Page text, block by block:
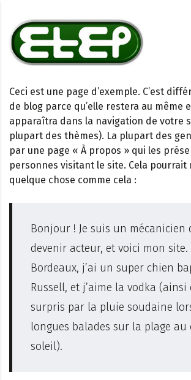
Ceci est une page d’exemple. C’est
de blog parce qu’elle restera au même
apparaîtra dans la navigation de votre
plupart des thèmes). La plupart des
par une page « À propos » qui les
personnes visitant le site. Cela pourrait
quelque chose comme cela :
Bonjour ! Je suis un mécanicien
devenir acteur, et voici mon site.
Bordeaux, j’ai un super chien
Russell, et j’aime la vodka (ainsi
surpris par la pluie soudaine
longues balades sur la plage au
soleil).